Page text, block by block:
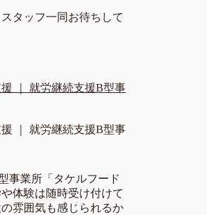
タッフ一同お待ちして
｜ 就労継続支援B型事
｜ 就労継続支援B型事
事業所「タケルフード
体験は随時受け付けて
雰囲気も感じられるか